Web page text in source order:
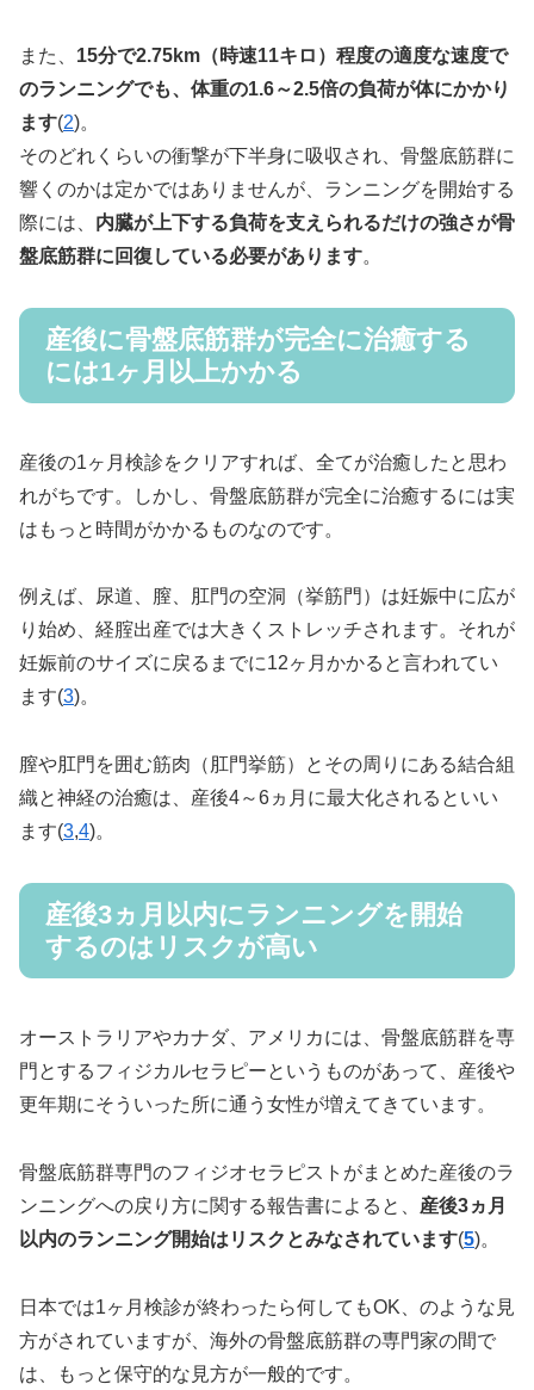
また、 15分で2.75km（時速11キロ）程度の適度な速度で
のランニングでも、体重の1.6～2.5倍の負荷が体にかかり
ます(2)。
そのどれくらいの衝撃が下半身に吸収され、骨盤底筋群に
響くのかは定かではありませんが、ランニングを開始する
際には、 内臓が上下する負荷を支えられるだけの強さが骨
盤底筋群に回復している必要があります。
産後に骨盤底筋群が完全に治癒する
には1ヶ月以上かかる
産後の1ヶ月検診をクリアすれば、全てが治癒したと思わ
れがちです。しかし、骨盤底筋群が完全に治癒するには実
はもっと時間がかかるものなのです。
例えば、尿道、膣、肛門の空洞（挙筋門）は妊娠中に広が
り始め、経腟出産では大きくストレッチされます。それが
妊娠前のサイズに戻るまでに12ヶ月かかると言われてい
ます(3)。
膣や肛門を囲む筋肉（肛門挙筋）とその周りにある結合組
織と神経の治癒は、産後4～6ヵ月に最大化されるといい
ます(3,4)。
産後3ヵ月以内にランニングを開始
するのはリスクが高い
オーストラリアやカナダ、アメリカには、骨盤底筋群を専
門とするフィジカルセラピーというものがあって、産後や
更年期にそういった所に通う女性が増えてきています。
骨盤底筋群専門のフィジオセラピストがまとめた産後のラ
ンニングへの戻り方に関する報告書によると、 産後3ヵ月
以内のランニング開始はリスクとみなされています(5)。
日本では1ヶ月検診が終わったら何してもOK、のような見
方がされていますが、海外の骨盤底筋群の専門家の間で
は、もっと保守的な見方が一般的です。